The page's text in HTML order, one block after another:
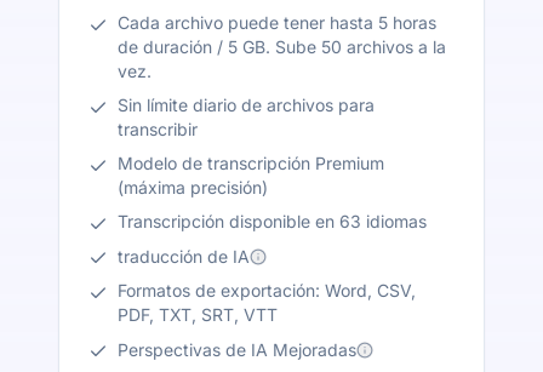
Cada archivo puede tener hasta 5 horas
de duración / 5 GB. Sube 50 archivos a la
vez.
Sin límite diario de archivos para
transcribir
Modelo de transcripción Premium
(máxima precisión)
Transcripción disponible en 63 idiomas
traducción de IA
Formatos de exportación: Word, CSV,
PDF, TXT, SRT, VTT
Perspectivas de IA Mejoradas